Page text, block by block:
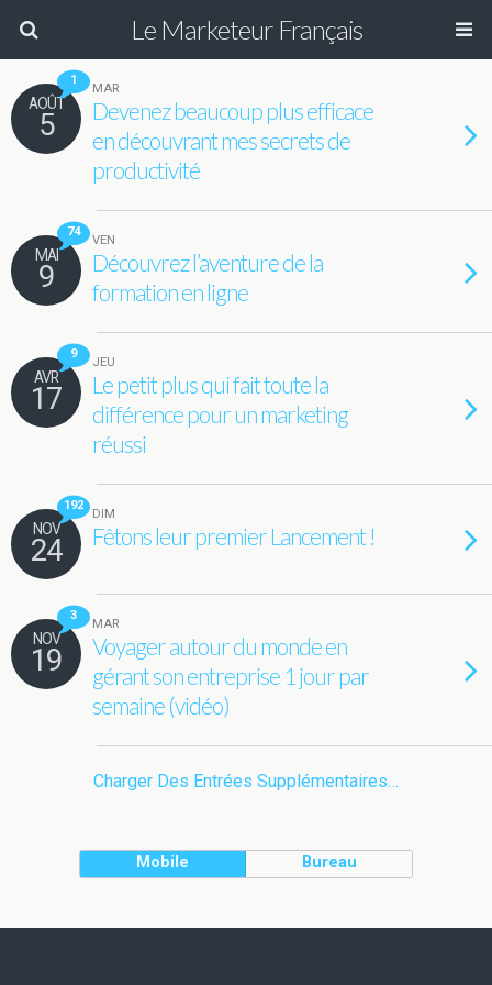
Le Marketeur Français
1
AOÛT
5
MAR
Devenez beaucoup plus efficace
en découvrant mes secrets de
productivité
74
MAI
9
VEN
Découvrez l’aventure de la
formation en ligne
9
AVR
17
JEU
Le petit plus qui fait toute la
différence pour un marketing
réussi
192
NOV
24
DIM
Fêtons leur premier Lancement !
3
NOV
19
MAR
Voyager autour du monde en
gérant son entreprise 1 jour par
semaine (vidéo)
Charger Des Entrées Supplémentaires…
Mobile Bureau